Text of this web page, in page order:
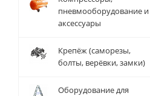
пневмооборудование и
аксессуары
Крепёж (саморезы,
болты, верёвки, замки)
Оборудование для